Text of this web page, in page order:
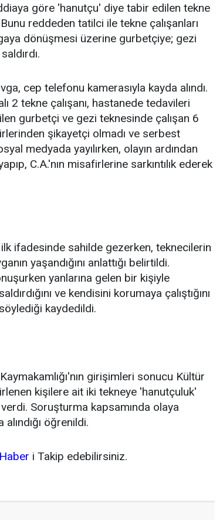
göre 'hanutçu' diye tabir edilen tekne
reddeden tatilci ile tekne çalışanları
dönüşmesi üzerine gurbetçiye; gezi
cep telefonu kamerasıyla kayda alındı.
2 tekne çalışanı, hastanede tedavileri
gurbetçi ve gezi teknesinde çalışan 6
şikayetçi olmadı ve serbest
medyada yayılırken, olayın ardından
C.A.'nın misafirlerine sarkıntılık ederek
ifadesinde sahilde gezerken, teknecilerin
yaşandığını anlattığı belirtildi.
yanlarına gelen bir kişiyle
ve kendisini korumaya çalıştığını
söylediği kaydedildi.
girişimleri sonucu Kültür
kişilere ait iki tekneye 'hanutçuluk'
Soruşturma kapsamında olaya
öğrenildi.
i Takip edebilirsiniz.